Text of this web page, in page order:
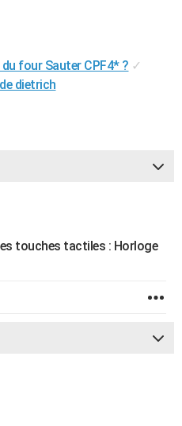
four Sauter CPF4* ? ✓
dietrich
touches tactiles : Horloge